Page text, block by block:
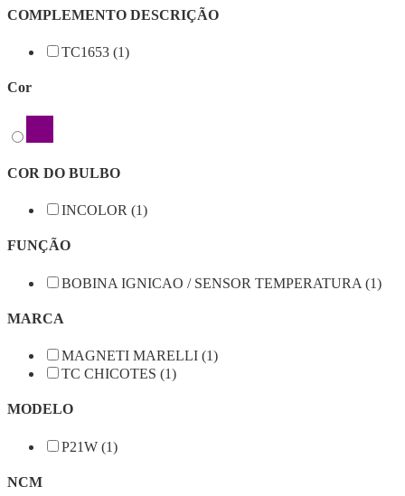
COMPLEMENTO DESCRIÇÃO
TC1653 (1)
Cor
COR DO BULBO
INCOLOR (1)
FUNÇÃO
BOBINA IGNICAO / SENSOR TEMPERATURA (1)
MARCA
MAGNETI MARELLI (1)
TC CHICOTES (1)
MODELO
P21W (1)
NCM